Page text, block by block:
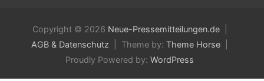
Copyright © 2026 Neue-Pressemitteilungen.de
AGB & Datenschutz
Theme by: Theme Horse
Proudly Powered by: WordPress